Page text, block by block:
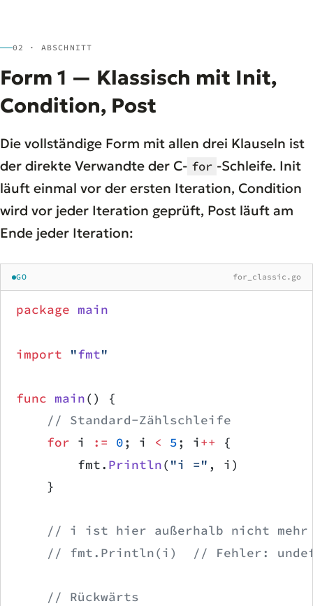
02 · ABSCHNITT
Form 1 — Klassisch mit Init,
Condition, Post
Die vollständige Form mit allen drei Klauseln ist
der direkte Verwandte der C- for -Schleife. Init
läuft einmal vor der ersten Iteration, Condition
wird vor jeder Iteration geprüft, Post läuft am
Ende jeder Iteration:
GO for_classic.go
package main
import "fmt"
func main() {
    // Standard-Zählschleife
    for
i := 0; i < 5; i++ {
        fmt.
Println( "i =" , i)
    }
// i ist hier außerhalb nicht mehr
// fmt.Println(i)  // Fehler:
    // Rückwärts